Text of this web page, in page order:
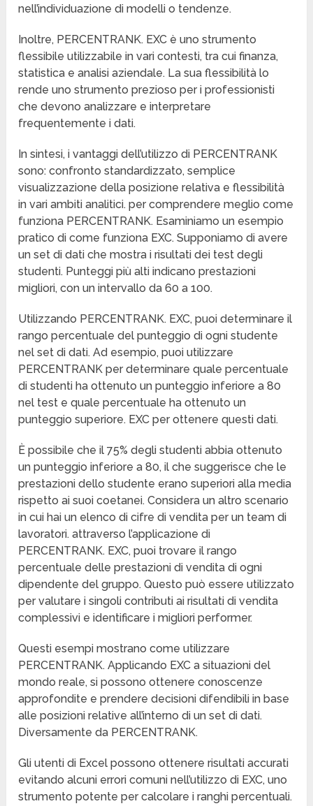
nell’individuazione di modelli o tendenze.
Inoltre, PERCENTRANK. EXC è uno strumento
flessibile utilizzabile in vari contesti, tra cui finanza,
statistica e analisi aziendale. La sua flessibilità lo
rende uno strumento prezioso per i professionisti
che devono analizzare e interpretare
frequentemente i dati.
In sintesi, i vantaggi dell’utilizzo di PERCENTRANK
sono: confronto standardizzato, semplice
visualizzazione della posizione relativa e flessibilità
in vari ambiti analitici. per comprendere meglio come
funziona PERCENTRANK. Esaminiamo un esempio
pratico di come funziona EXC. Supponiamo di avere
un set di dati che mostra i risultati dei test degli
studenti. Punteggi più alti indicano prestazioni
migliori, con un intervallo da 60 a 100.
Utilizzando PERCENTRANK. EXC, puoi determinare il
rango percentuale del punteggio di ogni studente
nel set di dati. Ad esempio, puoi utilizzare
PERCENTRANK per determinare quale percentuale
di studenti ha ottenuto un punteggio inferiore a 80
nel test e quale percentuale ha ottenuto un
punteggio superiore. EXC per ottenere questi dati.
È possibile che il 75% degli studenti abbia ottenuto
un punteggio inferiore a 80, il che suggerisce che le
prestazioni dello studente erano superiori alla media
rispetto ai suoi coetanei. Considera un altro scenario
in cui hai un elenco di cifre di vendita per un team di
lavoratori. attraverso l’applicazione di
PERCENTRANK. EXC, puoi trovare il rango
percentuale delle prestazioni di vendita di ogni
dipendente del gruppo. Questo può essere utilizzato
per valutare i singoli contributi ai risultati di vendita
complessivi e identificare i migliori performer.
Questi esempi mostrano come utilizzare
PERCENTRANK. Applicando EXC a situazioni del
mondo reale, si possono ottenere conoscenze
approfondite e prendere decisioni difendibili in base
alle posizioni relative all’interno di un set di dati.
Diversamente da PERCENTRANK.
Gli utenti di Excel possono ottenere risultati accurati
evitando alcuni errori comuni nell’utilizzo di EXC, uno
strumento potente per calcolare i ranghi percentuali.